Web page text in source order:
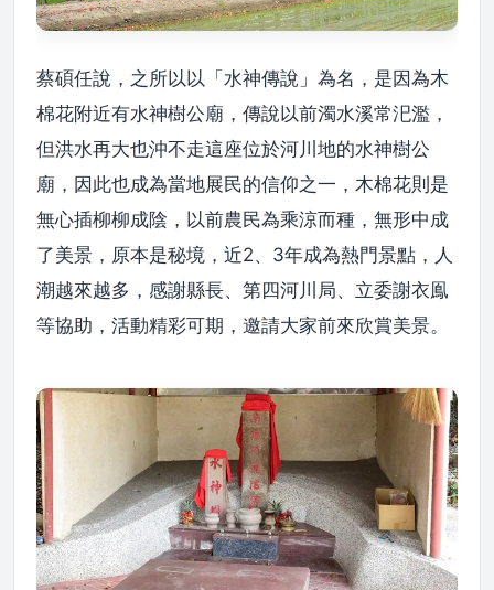
蔡碩任說，之所以以「水神傳說」為名，是因為木
棉花附近有水神樹公廟，傳說以前濁水溪常汜濫，
但洪水再大也沖不走這座位於河川地的水神樹公
廟，因此也成為當地展民的信仰之一，木棉花則是
無心插柳柳成陰，以前農民為乘涼而種，無形中成
了美景，原本是秘境，近2、3年成為熱門景點，人
潮越來越多，感謝縣長、第四河川局、立委謝衣鳯
等協助，活動精彩可期，邀請大家前來欣賞美景。